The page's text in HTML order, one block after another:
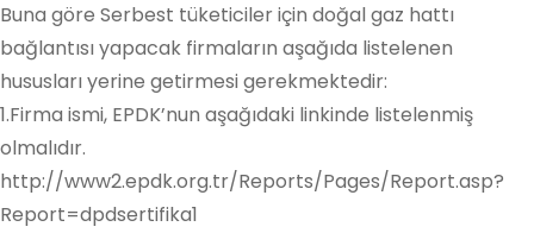
Buna göre Serbest tüketiciler için doğal gaz hattı
bağlantısı yapacak firmaların aşağıda listelenen
hususları yerine getirmesi gerekmektedir:
1.Firma ismi, EPDK’nun aşağıdaki linkinde listelenmiş
olmalıdır.
http://www2.epdk.org.tr/Reports/Pages/Report.asp?
Report=dpdsertifika1